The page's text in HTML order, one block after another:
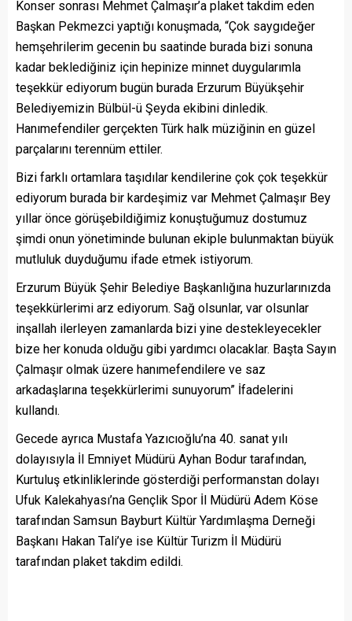
Konser sonrası Mehmet Çalmaşır’a plaket takdim eden
Başkan Pekmezci yaptığı konuşmada, “Çok saygıdeğer
hemşehrilerim gecenin bu saatinde burada bizi sonuna
kadar beklediğiniz için hepinize minnet duygularımla
teşekkür ediyorum bugün burada Erzurum Büyükşehir
Belediyemizin Bülbül-ü Şeyda ekibini dinledik.
Hanımefendiler gerçekten Türk halk müziğinin en güzel
parçalarını terennüm ettiler.
Bizi farklı ortamlara taşıdılar kendilerine çok çok teşekkür
ediyorum burada bir kardeşimiz var Mehmet Çalmaşır Bey
yıllar önce görüşebildiğimiz konuştuğumuz dostumuz
şimdi onun yönetiminde bulunan ekiple bulunmaktan büyük
mutluluk duyduğumu ifade etmek istiyorum.
Erzurum Büyük Şehir Belediye Başkanlığına huzurlarınızda
teşekkürlerimi arz ediyorum. Sağ olsunlar, var olsunlar
inşallah ilerleyen zamanlarda bizi yine destekleyecekler
bize her konuda olduğu gibi yardımcı olacaklar. Başta Sayın
Çalmaşır olmak üzere hanımefendilere ve saz
arkadaşlarına teşekkürlerimi sunuyorum” İfadelerini
kullandı.
Gecede ayrıca Mustafa Yazıcıoğlu’na 40. sanat yılı
dolayısıyla İl Emniyet Müdürü Ayhan Bodur tarafından,
Kurtuluş etkinliklerinde gösterdiği performanstan dolayı
Ufuk Kalekahyası’na Gençlik Spor İl Müdürü Adem Köse
tarafından Samsun Bayburt Kültür Yardımlaşma Derneği
Başkanı Hakan Tali’ye ise Kültür Turizm İl Müdürü
tarafından plaket takdim edildi.